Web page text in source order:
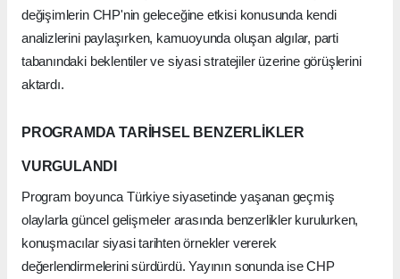
değişimlerin CHP'nin geleceğine etkisi konusunda kendi
analizlerini paylaşırken, kamuoyunda oluşan algılar, parti
tabanındaki beklentiler ve siyasi stratejiler üzerine görüşlerini
aktardı.
PROGRAMDA TARİHSEL BENZERLİKLER
VURGULANDI
Program boyunca Türkiye siyasetinde yaşanan geçmiş
olaylarla güncel gelişmeler arasında benzerlikler kurulurken,
konuşmacılar siyasi tarihten örnekler vererek
değerlendirmelerini sürdürdü. Yayının sonunda ise CHP